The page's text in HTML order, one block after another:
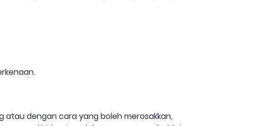
dengan cara yang boleh merosakkan,